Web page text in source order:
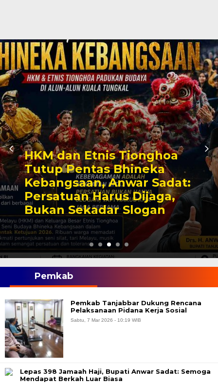
HKM dan Etnis Tionghoa
Tutup Pentas Bhineka
Kebangsaan, Anwar Sadat:
Persatuan Harus Dijaga,
Bukan Sekadar Slogan
Pemkab
Pemkab Tanjabbar Dukung Rencana
Pelaksanaan Pidana Kerja Sosial
Sabtu, 7 Mar 2026 - 10:19 WIB
Lepas 398 Jamaah Haji, Bupati Anwar Sadat: Semoga
Mendapat Berkah Luar Biasa